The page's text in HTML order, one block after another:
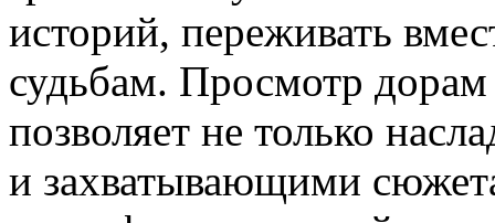
историй, переживать
судьбам. Просмотр
позволяет не только
и захватывающими